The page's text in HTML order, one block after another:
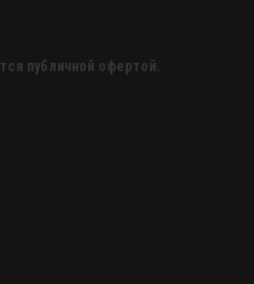
публичной офертой.